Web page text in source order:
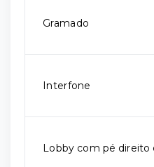
Gramado
Interfone
Lobby com pé direito